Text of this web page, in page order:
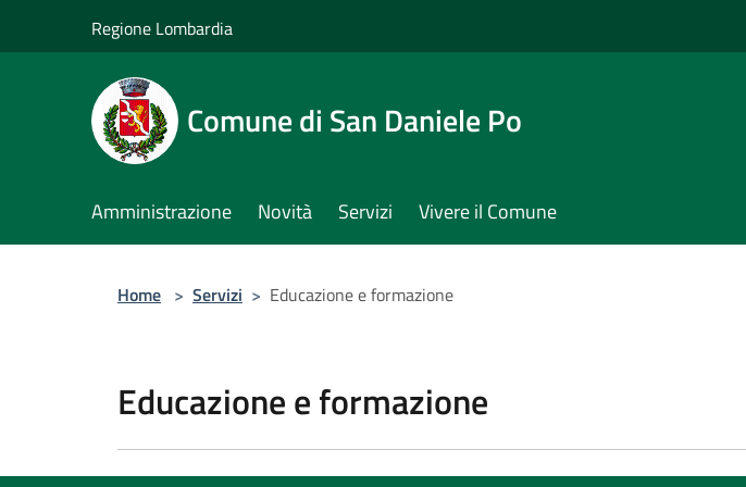
Regione Lombardia
Comune di San Daniele Po
Amministrazione Novità Servizi Vivere il Comune
Home > Servizi > Educazione e formazione
Educazione e formazione